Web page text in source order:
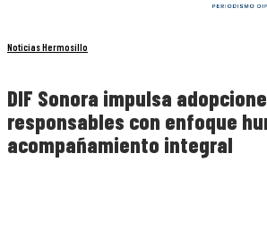
Noticias Hermosillo
DIF Sonora impulsa
responsables con enfoque
acompañamiento integral